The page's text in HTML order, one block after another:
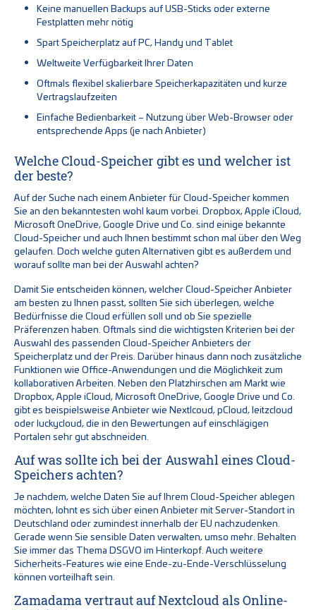
Keine manuellen Backups auf USB-Sticks oder externe
Festplatten mehr nötig
Spart Speicherplatz auf PC, Handy und Tablet
Weltweite Verfügbarkeit Ihrer Daten
Oftmals flexibel skalierbare Speicherkapazitäten und kurze
Vertragslaufzeiten
Einfache Bedienbarkeit ­– Nutzung über Web-Browser oder
entsprechende Apps (je nach Anbieter)
Welche Cloud-Speicher gibt es und welcher ist
der beste?
Auf der Suche nach einem Anbieter für Cloud-Speicher kommen
Sie an den bekanntesten wohl kaum vorbei. Dropbox, Apple iCloud,
Microsoft OneDrive, Google Drive und Co. sind einige bekannte
Cloud-Speicher und auch Ihnen bestimmt schon mal über den Weg
gelaufen. Doch welche guten Alternativen gibt es außerdem und
worauf sollte man bei der Auswahl achten?
Damit Sie entscheiden können, welcher Cloud-Speicher Anbieter
am besten zu Ihnen passt, sollten Sie sich überlegen, welche
Bedürfnisse die Cloud erfüllen soll und ob Sie spezielle
Präferenzen haben. Oftmals sind die wichtigsten Kriterien bei der
Auswahl des passenden Cloud-Speicher Anbieters der
Speicherplatz und der Preis. Darüber hinaus dann noch zusätzliche
Funktionen wie Office-Anwendungen und die Möglichkeit zum
kollaborativen Arbeiten. Neben den Platzhirschen am Markt wie
Dropbox, Apple iCloud, Microsoft OneDrive, Google Drive und Co.
gibt es beispielsweise Anbieter wie Nextlcoud, pCloud, leitzcloud
oder luckycloud, die in den Bewertungen auf einschlägigen
Portalen sehr gut abschneiden.
Auf was sollte ich bei der Auswahl eines Cloud-
Speichers achten?
Je nachdem, welche Daten Sie auf Ihrem Cloud-Speicher ablegen
möchten, lohnt es sich über einen Anbieter mit Server-Standort in
Deutschland oder zumindest innerhalb der EU nachzudenken.
Gerade wenn Sie sensible Daten verwalten, umso mehr. Behalten
Sie immer das Thema DSGVO im Hinterkopf. Auch weitere
Sicherheits-Features wie eine Ende-zu-Ende-Verschlüsselung
können vorteilhaft sein.
Zamadama vertraut auf Nextcloud als Online-